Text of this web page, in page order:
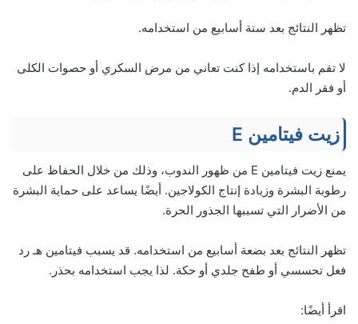
تظهر النتائج بعد ستة أسابيع من استخدامه.
لا تقم باستخدامه إذا كنت تعاني من مرض السكري أو حصوات الكلى
أو فقر الدم.
زيت فيتامين E
يمنع زيت فيتامين E من ظهور الندوب، وذلك من خلال الحفاظ على
رطوبة البشرة وزيادة إنتاج الكولاجين. أيضًا يساعد على حماية البشرة
من الأضرار التي تسببها الجذور الحرة.
تظهر النتائج بعد بضعة أسابيع من استخدامه. قد يسبب فيتامين هـ رد
فعل تحسسي أو طفح جلدي أو حكة. لذا يجب استخدامه بحذر.
اقرأ أيضًا: